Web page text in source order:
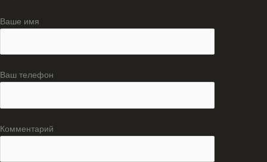
Ваше имя
Ваш телефон
Комментарий